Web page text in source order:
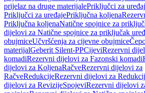
prijelaz na druge materijalePriključci za
Priključci za uređajePriključna koljena
Priključna koljenaNatične spojnice za
dijelovi za Natične spojnice za priključak
obujmiceUčvršćenja za cijevne obujmice
materijalGeberit Silent-PPCijeviRezervni
komadiRezervni dijelovi za Fazonski komadi
dijelovi za KoljenaRačveRezervni dijelovi za
RačveRedukcijeRezervni dijelovi za
dijelovi za RevizijeSpojeviRezervni dijelovi